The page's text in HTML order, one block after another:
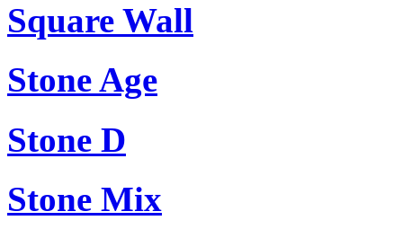
Square Wall
Stone Age
Stone D
Stone Mix